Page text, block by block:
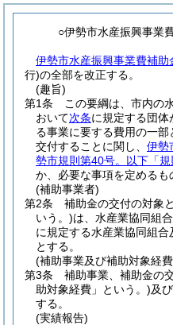
○伊勢市水産振興事業
伊勢市水産振興事業費補助
行)の全部を改正する。
(趣旨)
第1条
この要綱は、市内の
おいて次条に規定する団体
る事業に要する費用の一
交付することに関し、 伊勢
勢市規則第40号。以下「
か、必要な事項を定めるも
(補助事業者)
第2条
補助金の交付の対象
いう。)は、水産業協同組
に規定する水産業協同組
とする。
(補助事業及び補助対象経
第3条
補助事業、補助金の
助対象経費」という。)及
する。
(実績報告)